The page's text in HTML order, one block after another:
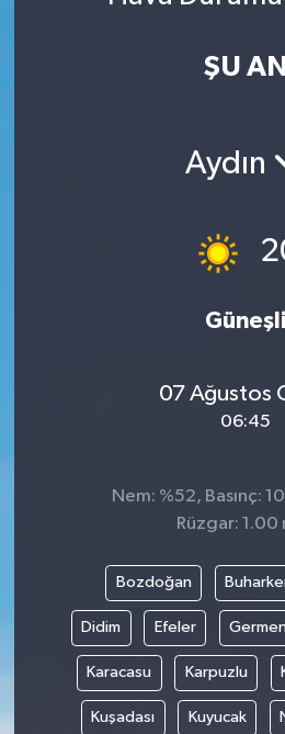
ŞU AN
Aydın
Güneşli
07 Ağustos
06:45
Nem: %52, Basınç:
Rüzgar: 1.00
Bozdoğan
Didim Efeler
Karacasu Karpuzlu
Kuşadası Kuyucak